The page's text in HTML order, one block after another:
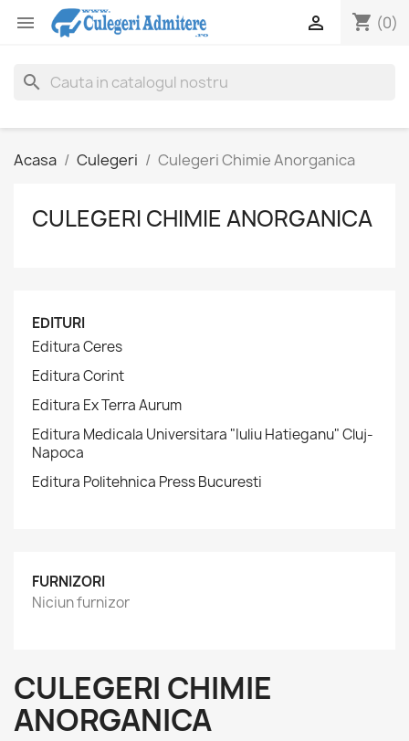
 shopping_cart (0)

search
Acasa Culegeri Culegeri Chimie Anorganica
CULEGERI CHIMIE ANORGANICA
EDITURI
Editura Ceres
Editura Corint
Editura Ex Terra Aurum
Editura Medicala Universitara "Iuliu Hatieganu" Cluj-
Napoca
Editura Politehnica Press Bucuresti
FURNIZORI
Niciun furnizor
CULEGERI CHIMIE
ANORGANICA